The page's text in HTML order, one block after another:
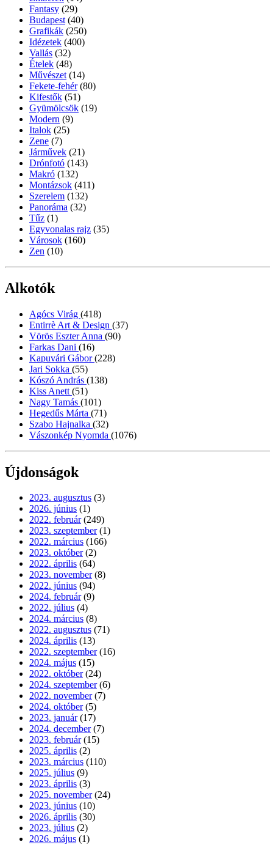
Fantasy (29)
Budapest (40)
Grafikák (250)
Idézetek (400)
Vallás (32)
Ételek (48)
Művészet (14)
Fekete-fehér (80)
Kifestők (51)
Gyümölcsök (19)
Modern (9)
Italok (25)
Zene (7)
Járművek (21)
Drónfotó (143)
Makró (132)
Montázsok (411)
Szerelem (132)
Panoráma (32)
Tűz (1)
Egyvonalas rajz (35)
Városok (160)
Zen (10)
Alkotók
Agócs Virág (418)
Entirrè Art & Design (37)
Vörös Eszter Anna (90)
Farkas Dani (16)
Kapuvári Gábor(228)
Jari Sokka (55)
Kószó András (138)
Kiss Anett (51)
Nagy Tamás (101)
Hegedűs Márta (71)
Szabo Hajnalka (32)
Vászonkép Nyomda (1076)
Újdonságok
2023. augusztus (3)
2026. június (1)
2022. február (249)
2023. szeptember (1)
2022. március (166)
2023. október (2)
2022. április (64)
2023. november (8)
2022. június (94)
2024. február (9)
2022. július (4)
2024. március (8)
2022. augusztus (71)
2024. április (13)
2022. szeptember (16)
2024. május (15)
2022. október (24)
2024. szeptember (6)
2022. november (7)
2024. október (5)
2023. január (17)
2024. december (7)
2023. február (15)
2025. április (2)
2023. március (110)
2025. július (9)
2023. április (3)
2025. november (24)
2023. június (10)
2026. április (30)
2023. július (2)
2026. május (1)